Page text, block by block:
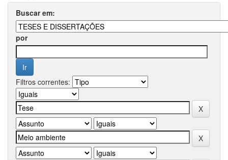
Buscar em:
por
Filtros correntes: